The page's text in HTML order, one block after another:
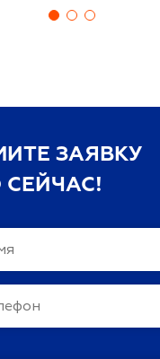
ЗАЯВКУ
СЕЙЧАС!